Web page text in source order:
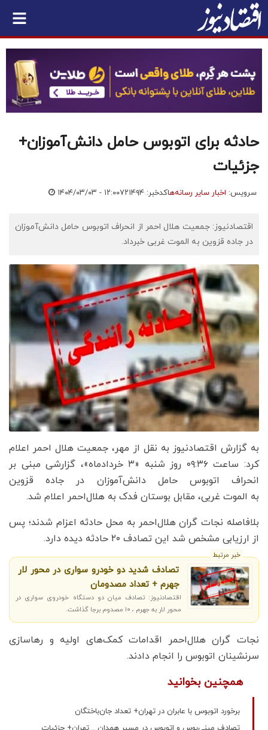
حادثه برای اتوبوس حامل دانش‌آموزان+
جزئیات
سرویس: اخبار سایر رسانه‌هاکدخبر: ۷۲۱۴۹۴ ۱۴۰۴/۰۳/۰۳ - ۱۲:۰۰
اقتصادنیوز: جمعیت هلال احمر از انحراف اتوبوس حامل دانش‌آموزان
در جاده قزوین به الموت غربی خبرداد.
به گزارش اقتصادنیوز به نقل از مهر، جمعیت هلال احمر اعلام
کرد: ساعت ۰۹:۳۶ روز شنبه «۳ خردادماه»، گزارشی مبنی بر
انحراف اتوبوس حامل دانش‌آموزان در جاده قزوین
به الموت غربی، مقابل بوستان فدک به هلال‌احمر اعلام شد.
بلافاصله نجات گران هلال‌احمر به محل حادثه اعزام شدند؛ پس
از ارزیابی مشخص شد این تصادف ۲۰ حادثه دیده دارد.
خبر مرتبط
تصادف شدید دو خودرو سواری در محور لار
جهرم + تعداد مصدومان
اقتصادنیوز: تصادف میان دو دستگاه خودروی سواری در
محور لار به جهرم ، ۱۰ مصدوم برجا گذاشت.
نجات گران هلال‌احمر اقدامات کمک‌های اولیه و رهاسازی
سرنشینان اتوبوس را انجام دادند.
همچنین بخوانید
برخورد اتوبوس با عابران در تهران+ تعداد جان‌باختگان